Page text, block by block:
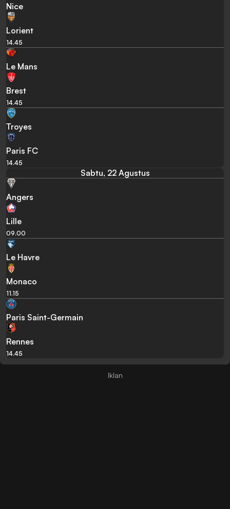
Nice
Lorient
14.45
Le Mans
Brest
14.45
Troyes
Paris FC
14.45
Sabtu, 22 Agustus
Angers
Lille
09.00
Le Havre
Monaco
11.15
Paris Saint-Germain
Rennes
14.45